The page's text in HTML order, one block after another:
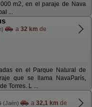
m2, en el paraje de Nava
...
a 32 km de
en el Parque Natural de
que se llama NavaParís,
Torres. L ...
(Jaén) a 32,1 km de